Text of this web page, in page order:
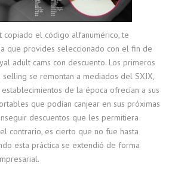
copiado el código alfanumérico, te
que provides seleccionado con el fin de
adult cams con descuento. Los primeros
selling se remontan a mediados del SXIX,
de la época ofrecían a sus
que podían canjear en sus próximas
descuentos que les permitiera
contrario, es cierto que no fue hasta
esta práctica se extendió de forma